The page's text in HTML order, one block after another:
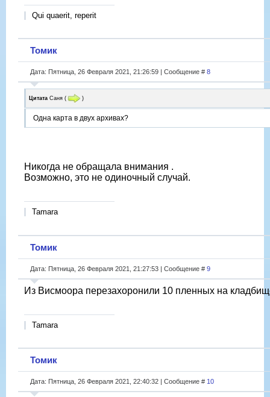
Qui quaerit, reperit
Томик
Дата: Пятница, 26 Февраля 2021, 21:26:59 | Сообщение # 8
Цитата Саня ( )
Одна карта в двух архивах?
Никогда не обращала внимания .
Возможно, это не одиночный случай.
Tamara
Томик
Дата: Пятница, 26 Февраля 2021, 21:27:53 | Сообщение # 9
Из Висмоора перезахоронили 10 пленных на
Tamara
Томик
Дата: Пятница, 26 Февраля 2021, 22:40:32 | Сообщение # 10